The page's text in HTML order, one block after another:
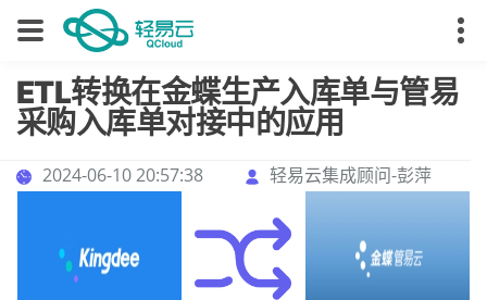
ETL转换在金蝶生产入库单与管易
采购入库单对接中的应用
2024-06-10 20:57:38 轻易云集成顾问-彭萍